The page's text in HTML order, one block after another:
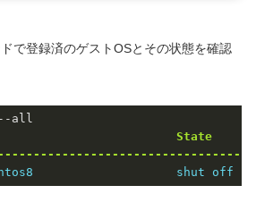
で登録済のゲストOSとその状態を確認
State
shut off